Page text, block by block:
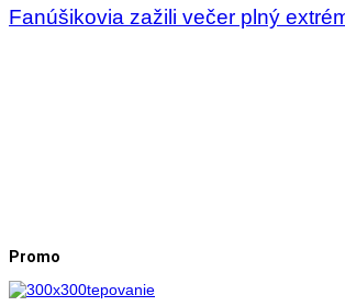
Fanúšikovia zažili večer plný
Promo